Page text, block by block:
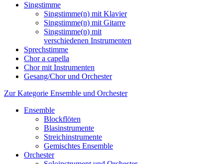
Singstimme
Singstimme(n) mit Klavier
Singstimme(n) mit Gitarre
Singstimme(n) mit
verschiedenen Instrumenten
Sprechstimme
Chor a capella
Chor mit Instrumenten
Gesang/Chor und Orchester
Zur Kategorie Ensemble und Orchester
Ensemble
Blockflöten
Blasinstrumente
Streichinstrumente
Gemischtes Ensemble
Orchester